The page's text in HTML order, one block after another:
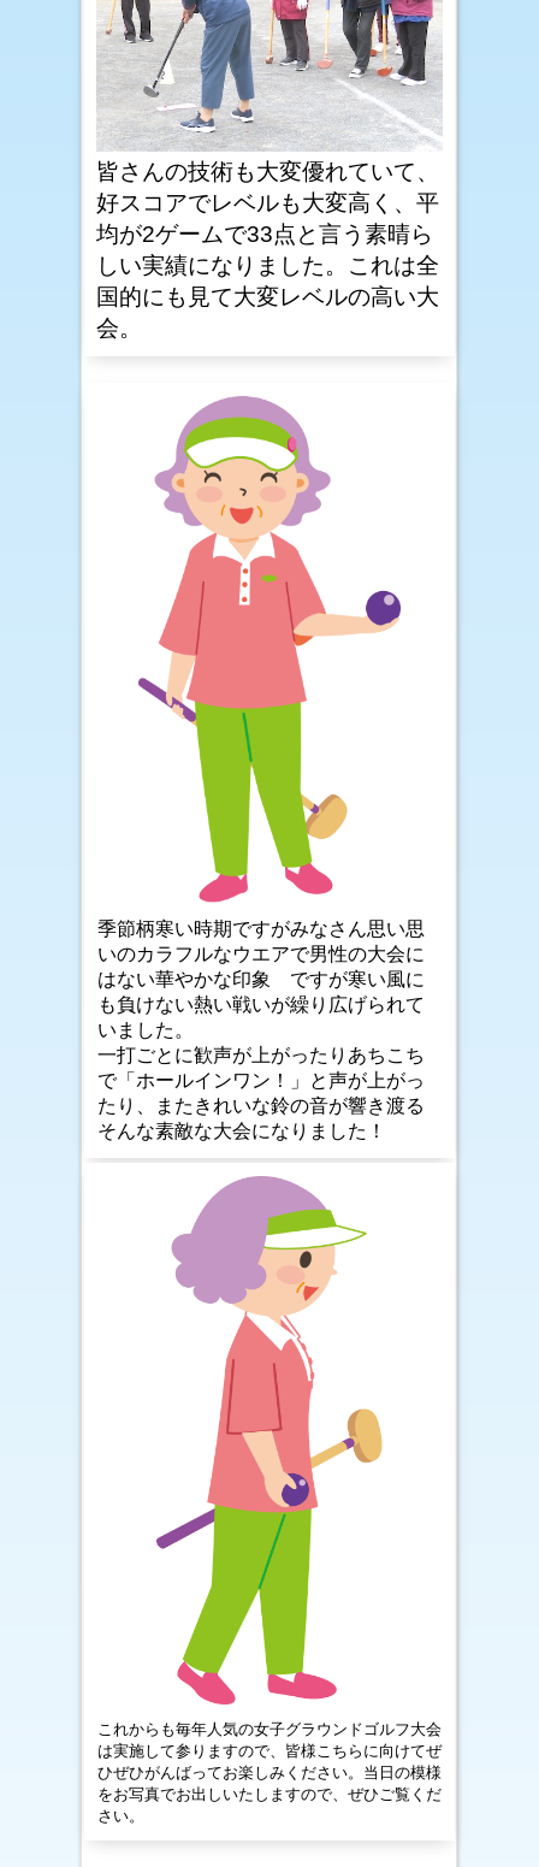
皆さんの技術も大変優れていて、
好スコアでレベルも大変高く、平
均が2ゲームで33点と言う素晴ら
しい実績になりました。これは全
国的にも見て大変レベルの高い大
会。
季節柄寒い時期ですがみなさん思い思
いのカラフルなウエアで男性の大会に
はない華やかな印象 ですが寒い風に
も負けない熱い戦いが繰り広げられて
いました。
一打ごとに歓声が上がったりあちこち
で「ホールインワン！」と声が上がっ
たり、またきれいな鈴の音が響き渡る
そんな素敵な大会になりました！
これからも毎年人気の女子グラウンドゴルフ大会
は実施して参りますので、皆様こちらに向けてぜ
ひぜひがんばってお楽しみください。当日の模様
をお写真でお出しいたしますので、ぜひご覧くだ
さい。